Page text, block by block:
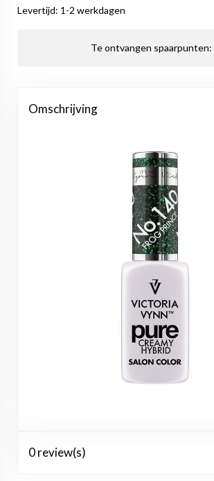
Levertijd: 1-2 werkdagen
Te ontvangen spaarpunten:
Omschrijving
0 review(s)